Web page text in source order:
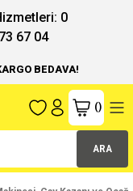
0
67 04
BEDAVA!
ARA
()